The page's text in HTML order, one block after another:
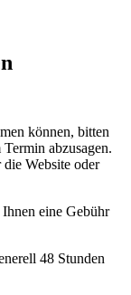
können, bitten
abzusagen.
Website oder
eine Gebühr
48 Stunden